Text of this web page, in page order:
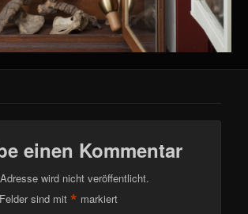
einen Kommentar
wird nicht veröffentlicht.
sind mit* markiert